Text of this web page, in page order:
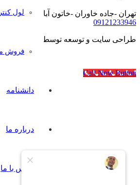
لول
فروش
دانشنامه
درباره ما
تماس با ما
تهران -جاده خاوران -خاتون آباد- خیابان رجایی-
09121233946
طراحی سایت و توسعه توسط
Call Now Button